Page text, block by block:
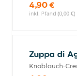
4,90 €
inkl. Pfand (0,00 €)
Zuppa di
Knoblauch-